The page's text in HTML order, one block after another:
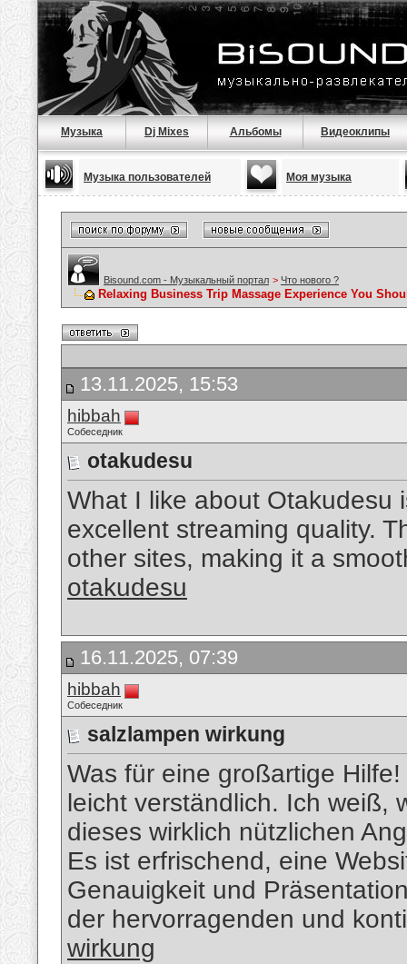
Музыка Dj Mixes Альбомы Видеоклипы
Музыка пользователей Моя музыка
Bisound.com - Музыкальный портал > Что нового ?
Relaxing Business Trip Massage Experience You
13.11.2025, 15:53
hibbah
Собеседник
otakudesu
What I like about Otakudesu
excellent streaming quality.
other sites, making it a
otakudesu
16.11.2025, 07:39
hibbah
Собеседник
salzlampen wirkung
Was für eine großartige
leicht verständlich. Ich weiß,
dieses wirklich nützlichen
Es ist erfrischend, eine
Genauigkeit und
der hervorragenden und
wirkung